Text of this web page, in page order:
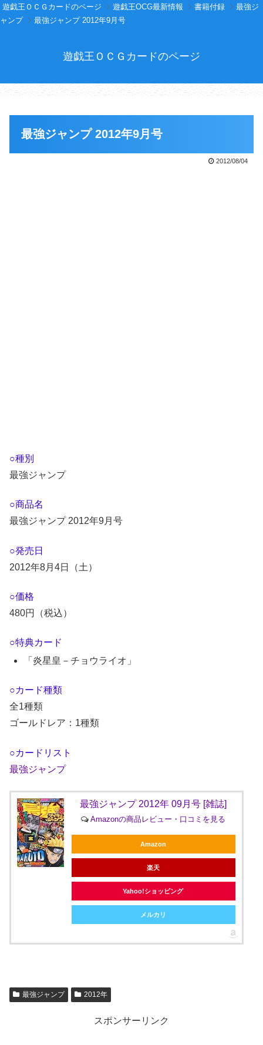
遊戯王ＯＣＧカードのページ 遊戯王OCG最新情報 書籍付録
最強ジ
ャンプ
最強ジャンプ 2012年9月号
遊戯王ＯＣＧカードのページ
最強ジャンプ 2012年9月号
2012/08/04
○種別
最強ジャンプ
○商品名
最強ジャンプ 2012年9月号
○発売日
2012年8月4日（土）
○価格
480円（税込）
○特典カード
「炎星皇－チョウライオ」
○カード種類
全1種類
ゴールドレア：1種類
○カードリスト
最強ジャンプ
最強ジャンプ 2012年 09月号 [雑誌]
Amazonの商品レビュー・口コミを見る
Amazon
楽天
Yahoo!ショッピング
メルカリ
最強ジャンプ 2012年
スポンサーリンク